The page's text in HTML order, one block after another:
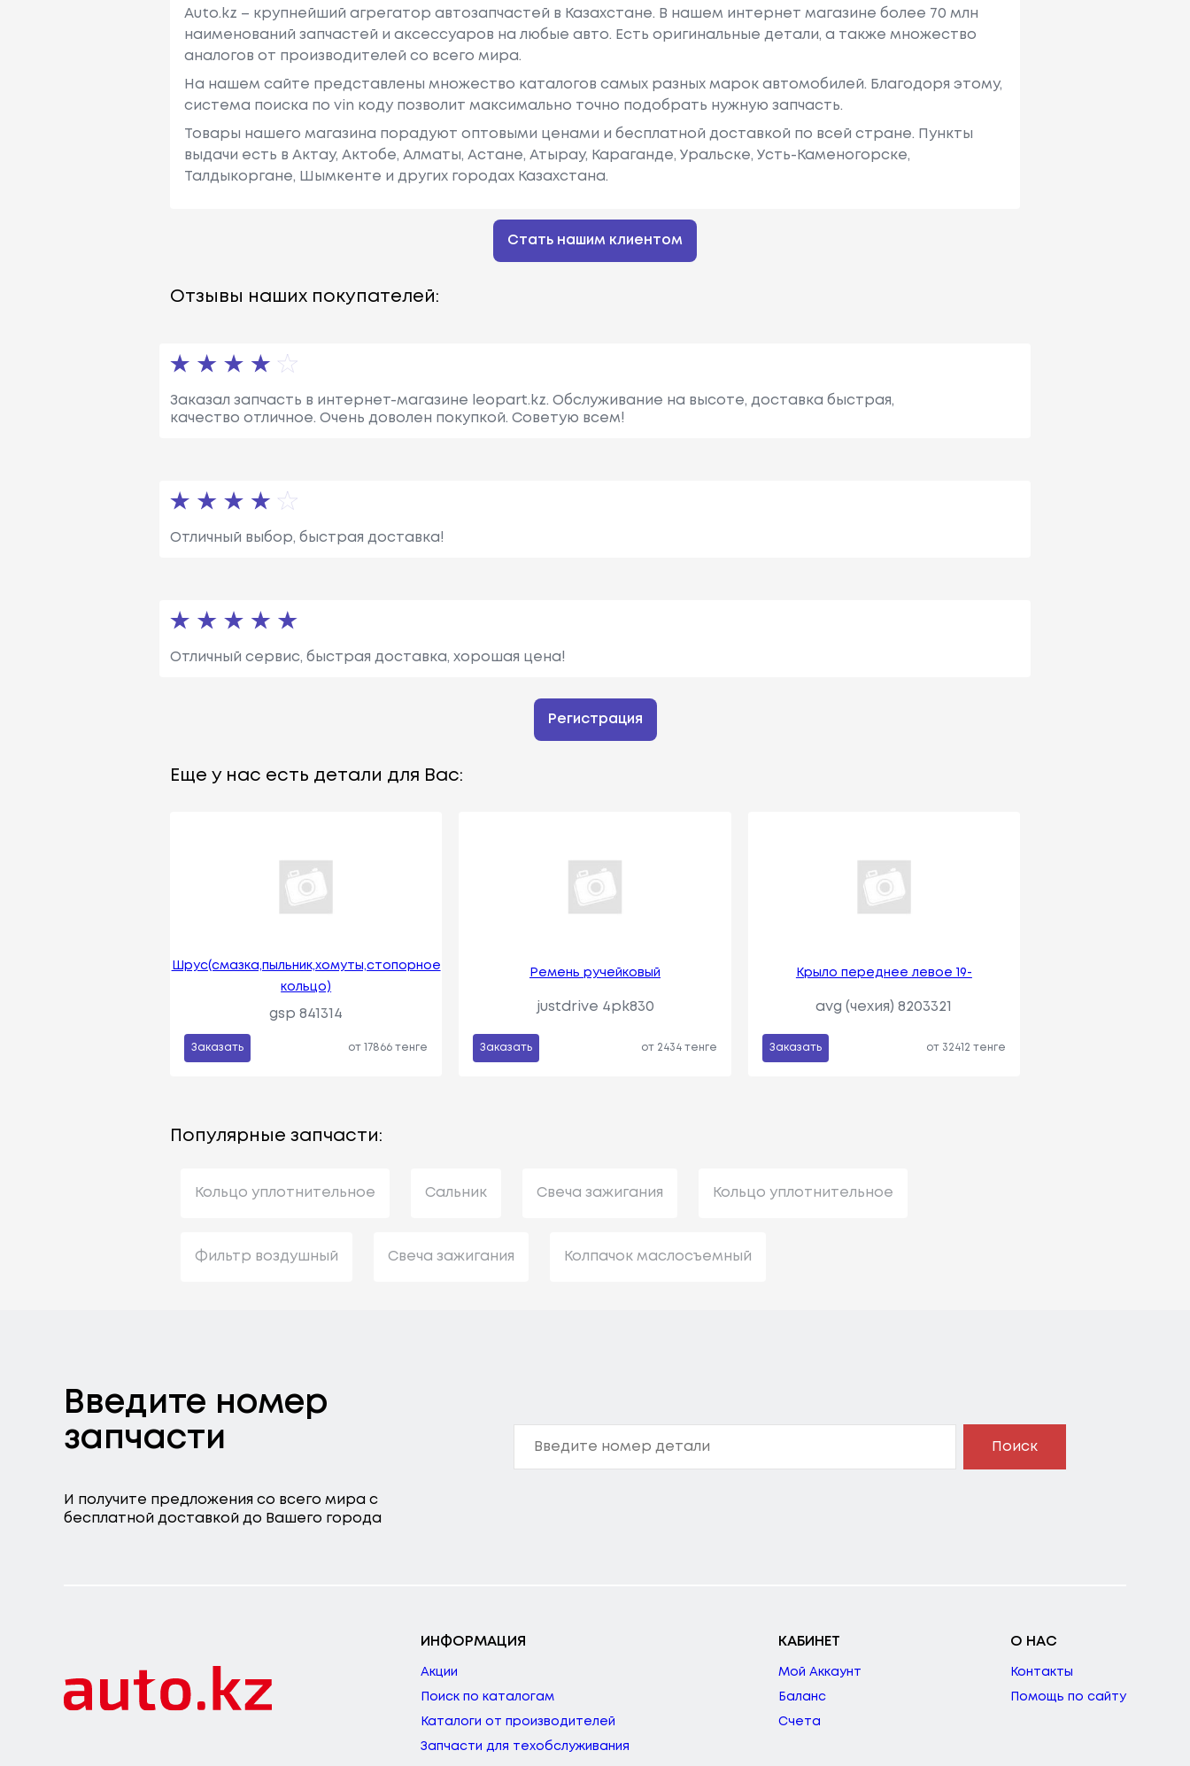
Auto.kz – крупнейший агрегатор автозапчастей в Казахстане. В нашем интернет магазине более 70 млн
наименований запчастей и аксессуаров на любые авто. Есть оригинальные детали, а также множество
аналогов от производителей со всего мира.
На нашем сайте представлены множество каталогов самых разных марок автомобилей. Благодоря этому,
система поиска по vin коду позволит максимально точно подобрать нужную запчасть.
Товары нашего магазина порадуют оптовыми ценами и бесплатной доставкой по всей стране. Пункты
выдачи есть в Актау, Актобе, Алматы, Астане, Атырау, Караганде, Уральске, Усть-Каменогорске,
Талдыкоргане, Шымкенте и других городах Казахстана.
Стать нашим клиентом
Отзывы наших покупателей:
Заказал запчасть в интернет-магазине leopart.kz. Обслуживание на высоте, доставка быстрая,
качество отличное. Очень доволен покупкой. Советую всем!
Отличный выбор, быстрая доставка!
Отличный сервис, быстрая доставка, хорошая цена!
Регистрация
Еще у нас есть детали для Вас:
Шрус(смазка,пыльник,хомуты,стопорное
кольцо)
gsp 841314
Заказать от 17866 тенге
Ремень ручейковый
justdrive 4pk830
Заказать от 2434 тенге
Крыло переднее левое 19-
avg (чехия) 8203321
Заказать от 32412 тенге
Популярные запчасти:
Кольцо уплотнительное Сальник Свеча зажигания Кольцо уплотнительное
Фильтр воздушный Свеча зажигания Колпачок маслосъемный
Введите номер
запчасти
И получите предложения со всего мира с
бесплатной доставкой до Вашего города
Поиск
ИНФОРМАЦИЯ
Акции
Поиск по каталогам
Каталоги от производителей
Запчасти для техобслуживания
КАБИНЕТ
Мой Аккаунт
Баланс
Счета
О НАС
Контакты
Помощь по сайту